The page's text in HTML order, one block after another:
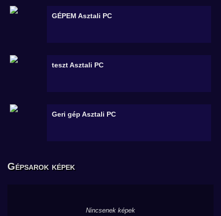
GÉPEM Asztali PC
tesztAsztali PC
Geri gép Asztali PC
Gépsarok képek
Nincsenek képek